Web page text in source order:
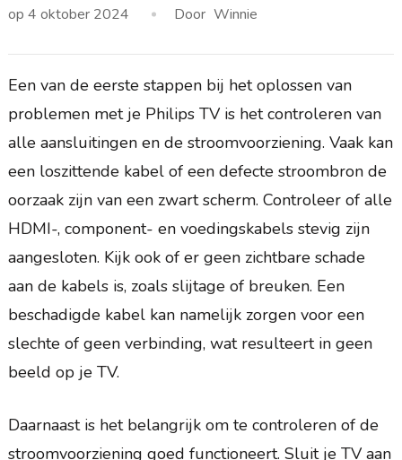
op 4 oktober 2024 Door Winnie
Een van de eerste stappen bij het oplossen van
problemen met je Philips TV is het controleren van
alle aansluitingen en de stroomvoorziening. Vaak kan
een loszittende kabel of een defecte stroombron de
oorzaak zijn van een zwart scherm. Controleer of alle
HDMI-, component- en voedingskabels stevig zijn
aangesloten. Kijk ook of er geen zichtbare schade
aan de kabels is, zoals slijtage of breuken. Een
beschadigde kabel kan namelijk zorgen voor een
slechte of geen verbinding, wat resulteert in geen
beeld op je TV.
Daarnaast is het belangrijk om te controleren of de
stroomvoorziening goed functioneert. Sluit je TV aan